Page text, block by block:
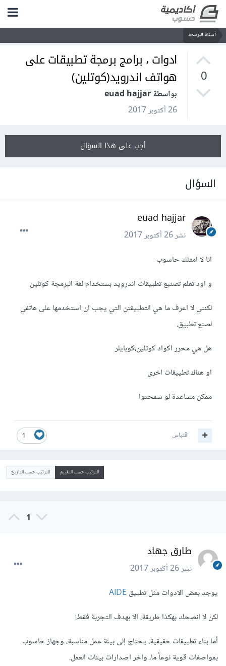
أسئلة البرمجة
0
ادوات ، برامج برمجة تطبيقات على
هواتف اندرويد(كوتلين)
بواسطة euad hajjar
26 أكتوبر 2017
أجب على هذا السؤال
السؤال
euad hajjar
نشر26 أكتوبر 2017
انا لا امتلك حاسوب
و اود تعلم تصنبع تطبيقات اندرويد بستخدام لغة البرمجة كوتلين
لكنني لا اعرف ما هي التطبيقتن التي يجب ان استخدمها على هاتفي
لصنع تطبيق.
هل هي محرر اكواد كوتلين،كوبايلر
او هناك تطييقات اخرى
ممكن مساعدة لو سمحتوا
1 اقتباس
الترتيب حسب التقييم الترتيب حسب التاريخ
1
طارق جهاد
نشر26 أكتوبر 2017
يوجد بعض الادوات مثل تطبيق AIDE
لكن لا انصحك بهكذا طريقة، الا بهدف التجربة فقط!
أما بناء تطبيقات حقيقية، يحتاج إلى بيئة عمل مناسبة، وجهاز حاسوب
بمواصفات قوية نوعاً ما، واخر اصدارات بيئات العمل.